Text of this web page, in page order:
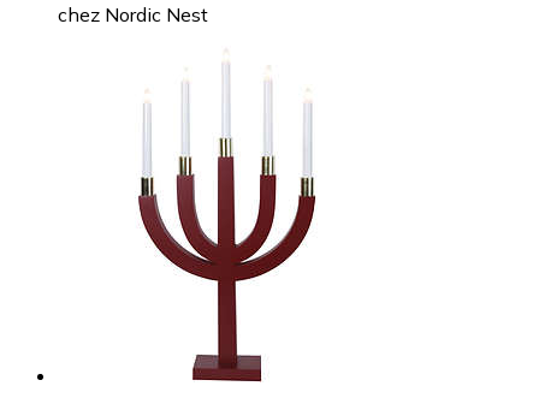
chez Nordic Nest